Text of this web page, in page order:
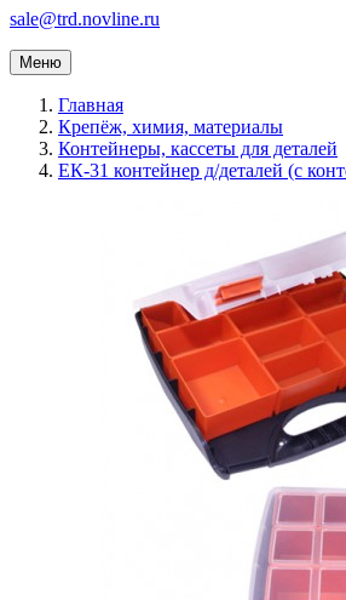
sale@trd.novline.ru
Меню
Главная
Крепёж, химия, материалы
Контейнеры, кассеты для деталей
EК-31 контейнер д/деталей (с